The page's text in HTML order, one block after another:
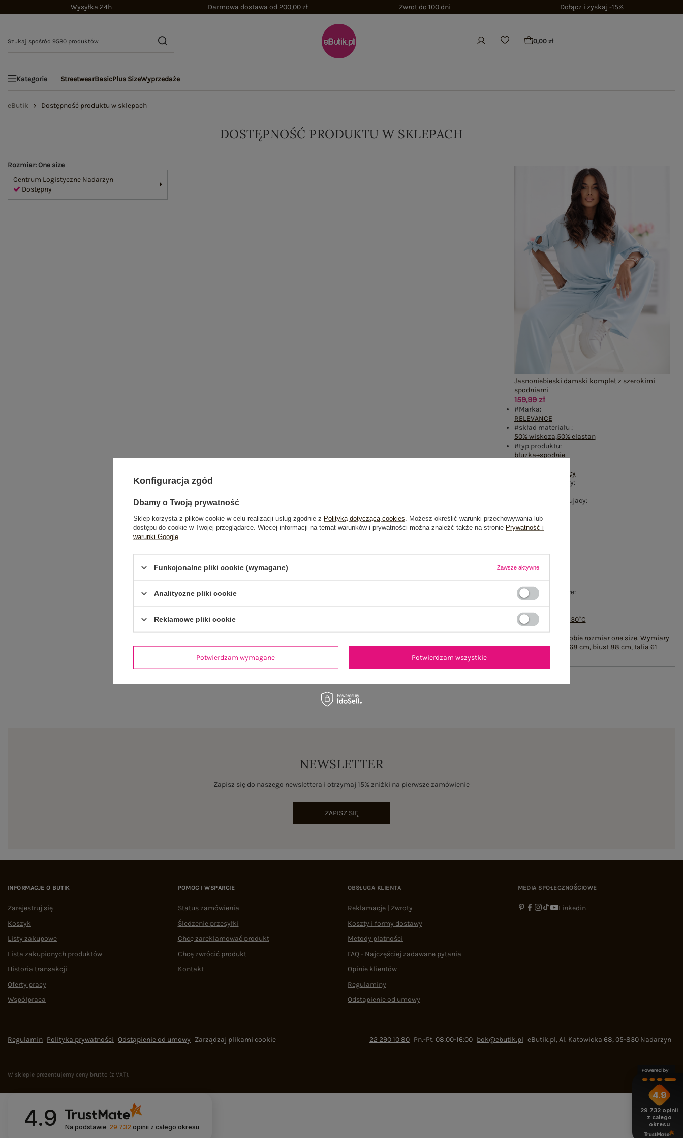
Wysyłka 24h Darmowa dostawa od 200,00 zł Zwrot do 100 dni Dołącz i zyskaj -15%
0,00 zł
Kategorie StreetwearBasicPlus SizeWyprzedaże
eButik Dostępność produktu w sklepach
DOSTĘPNOŚĆ PRODUKTU W SKLEPACH
Jasnoniebieski damski komplet z szerokimi
spodniami
159,99 zł
#Marka:
RELEVANCE
#skład materiału :
50% wiskoza,50% elastan
#typ produktu:
bluzka+spodnie
do pracy
#wzór dominujący:
#materiał dominujący:
#długość:
długa
okrągły
#cechy dodatkowe:
wiązanie
pranie w pralce w 30°C
#modelka:
Modelka ma na sobie rozmiar one size. Wymiary
modelki: wzrost 168 cm, biust 88 cm, talia 61
Rozmiar: One size
Centrum Logistyczne Nadarzyn
Dostępny
NEWSLETTER
Zapisz się do naszego newslettera i otrzymaj 15% zniżki na pierwsze zamówienie
ZAPISZ SIĘ
INFORMACJE O BUTIK
Zarejestruj się
Koszyk
Listy zakupowe
Lista zakupionych produktów
Historia transakcji
Oferty pracy
Współpraca
POMOC I WSPARCIE
Status zamówienia
Śledzenie przesyłki
Chcę zareklamować produkt
Chcę zwrócić produkt
Kontakt
OBSŁUGA KLIENTA
Reklamacje | Zwroty
Koszty i formy dostawy
Metody płatności
FAQ - Najczęściej zadawane pytania
Opinie klientów
Regulaminy
Odstąpienie od umowy
MEDIA SPOŁECZNOŚCIOWE
Linkedin
Regulamin Polityka prywatności Odstąpienie od umowy Zarządzaj plikami cookie 22 290 10 80 Pn.-Pt. 08:00-16:00 bok@ebutik.pl eButik.pl,Al. Katowicka 68,05-830 Nadarzyn
W sklepie prezentujemy ceny brutto (z VAT).
4.9 Na podstawie 29 732 opinii z całego okresu
4.9
29 732 opinii
z całego
okresu
Konfiguracja zgód
Dbamy o Twoją prywatność
Sklep korzysta z plików cookie w celu realizacji usług zgodnie z Polityką dotyczącą cookies . Możesz określić warunki przechowywania lub
dostępu do cookie w Twojej przeglądarce. Więcej informacji na temat warunków i prywatności można znaleźć także na stronie Prywatność i
warunki Google
Funkcjonalne pliki cookie (wymagane) Zawsze aktywne
Analityczne pliki cookie
Reklamowe pliki cookie
Potwierdzam wymagane Potwierdzam wszystkie